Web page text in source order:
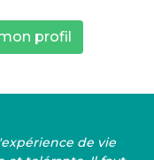
profil
de vie